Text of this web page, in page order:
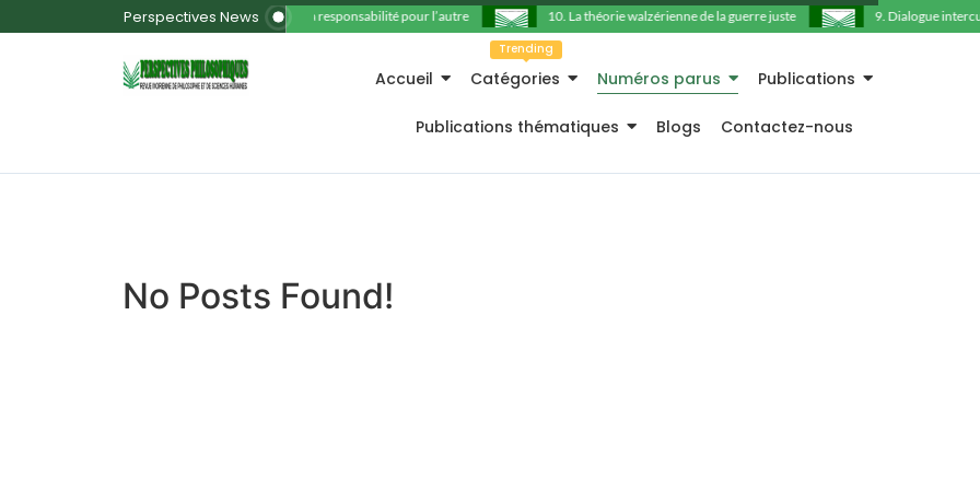
Perspectives News 11. La responsabilité pour l’autre 10. La théorie walzérienne de la guerre juste 9. Dialogue
Accueil Catégories
Trending
Numéros parus Publications
Publications thématiques Blogs Contactez-nous
No Posts Found!